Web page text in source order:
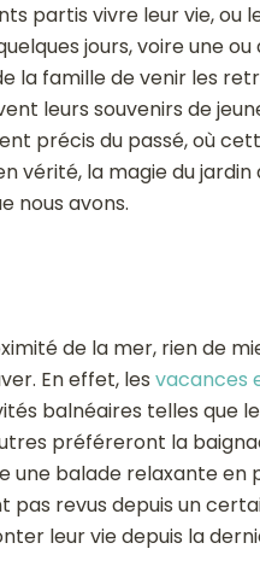
partis vivre leur vie, ou
jours, voire une ou
la famille de venir les
leurs souvenirs de
précis du passé, où
vérité, la magie du
nous avons.
de la mer, rien de
En effet, les vacances
balnéaires telles que
préféreront la
balade relaxante en
pas revus depuis un
leur vie depuis la